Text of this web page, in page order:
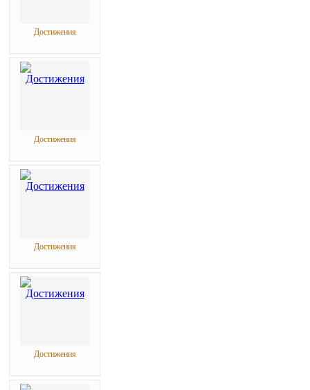
Достижения
Достижения
Достижения
Достижения